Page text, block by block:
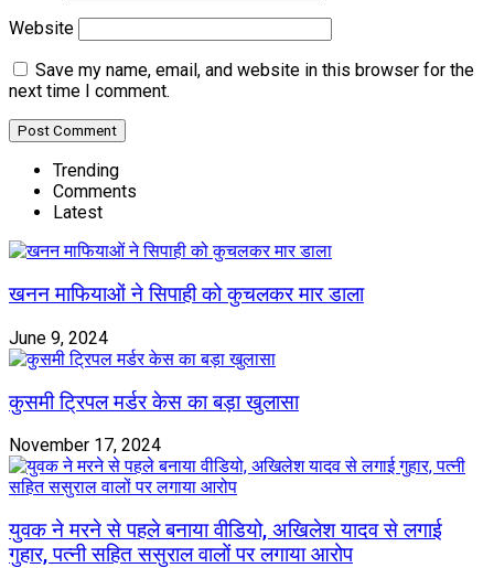
Website
Save my name, email, and website in this browser for the
next time I comment.
Trending
Comments
Latest
खनन माफियाओं ने सिपाही को कुचलकर मार डाला
June 9, 2024
कुसमी ट्रिपल मर्डर केस का बड़ा खुलासा
November 17, 2024
युवक ने मरने से पहले बनाया वीडियो, अखिलेश यादव से लगाई
गुहार, पत्नी सहित ससुराल वालों पर लगाया आरोप